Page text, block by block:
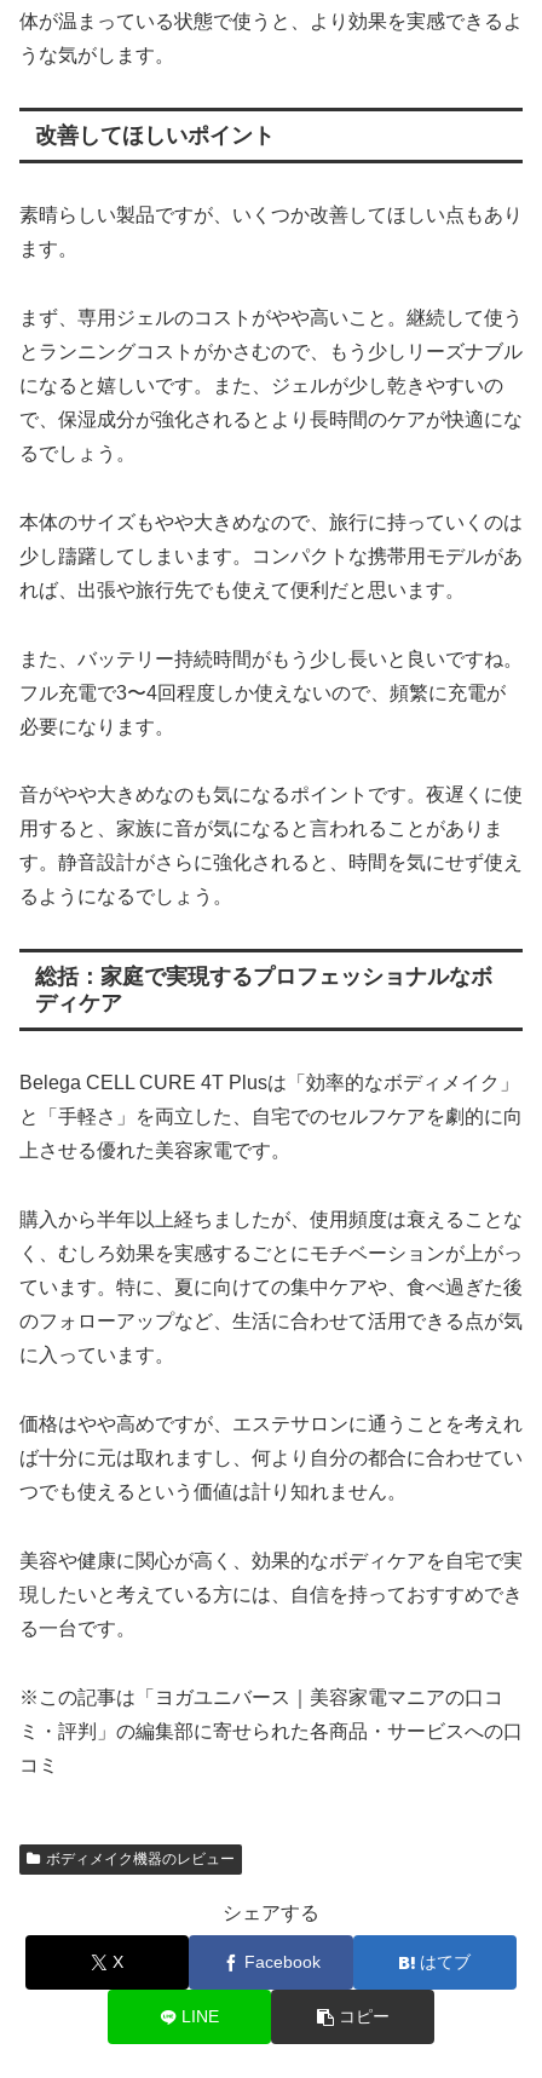
体が温まっている状態で使うと、より効果を実感できるよ
うな気がします。
改善してほしいポイント
素晴らしい製品ですが、いくつか改善してほしい点もあり
ます。
まず、専用ジェルのコストがやや高いこと。継続して使う
とランニングコストがかさむので、もう少しリーズナブル
になると嬉しいです。また、ジェルが少し乾きやすいの
で、保湿成分が強化されるとより長時間のケアが快適にな
るでしょう。
本体のサイズもやや大きめなので、旅行に持っていくのは
少し躊躇してしまいます。コンパクトな携帯用モデルがあ
れば、出張や旅行先でも使えて便利だと思います。
また、バッテリー持続時間がもう少し長いと良いですね。
フル充電で3〜4回程度しか使えないので、頻繁に充電が
必要になります。
音がやや大きめなのも気になるポイントです。夜遅くに使
用すると、家族に音が気になると言われることがありま
す。静音設計がさらに強化されると、時間を気にせず使え
るようになるでしょう。
総括：家庭で実現するプロフェッショナルなボ
ディケア
Belega CELL CURE 4T Plusは「効率的なボディメイク」
と「手軽さ」を両立した、自宅でのセルフケアを劇的に向
上させる優れた美容家電です。
購入から半年以上経ちましたが、使用頻度は衰えることな
く、むしろ効果を実感するごとにモチベーションが上がっ
ています。特に、夏に向けての集中ケアや、食べ過ぎた後
のフォローアップなど、生活に合わせて活用できる点が気
に入っています。
価格はやや高めですが、エステサロンに通うことを考えれ
ば十分に元は取れますし、何より自分の都合に合わせてい
つでも使えるという価値は計り知れません。
美容や健康に関心が高く、効果的なボディケアを自宅で実
現したいと考えている方には、自信を持っておすすめでき
る一台です。
※この記事は「ヨガユニバース｜美容家電マニアの口コ
ミ・評判」の編集部に寄せられた各商品・サービスへの口
コミ
ボディメイク機器のレビュー
シェアする
X Facebook はてブ
LINE コピー